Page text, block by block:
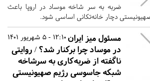
ضربه به سر شاخه موساد در اروپا باعث
دچار خانه‌تکانی اساسی شود.
12:10 - 5 شهریور 1401 مسئول میز ایران
در موساد چرا برکنار شد؟ / روایتی
ناگفته از ضربه‌کاری به سرشاخه
شبکه جاسوسی رژیم صهیونیستی